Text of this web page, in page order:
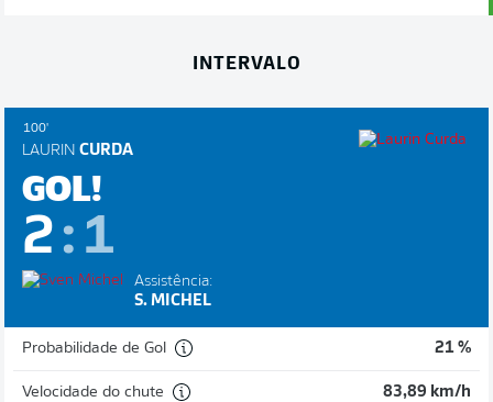
INTERVALO
100'
LAURIN CURDA
GOL!
2: 1
Assistência:
S. MICHEL
Probabilidade de Gol 21 %
Velocidade do chute 83,89 km/h